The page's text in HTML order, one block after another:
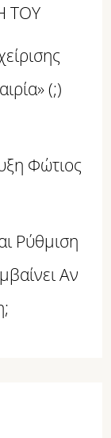
ΤΟΥ
(;)
Φώτιος
Ρύθμιση
Αν